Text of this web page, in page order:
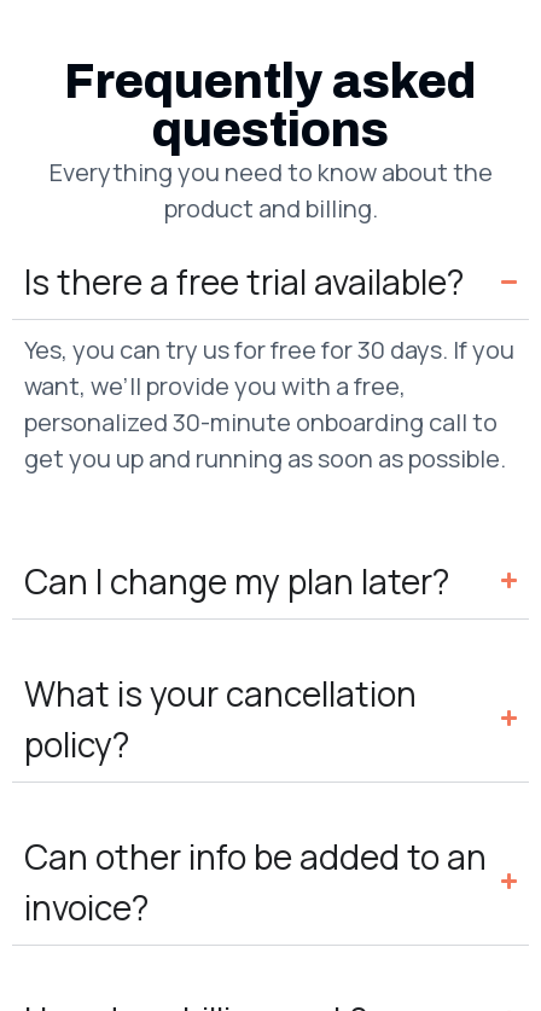
Frequently asked
questions
Everything you need to know about the
product and billing.
Is there a free trial available?
Yes, you can try us for free for 30 days. If you
want, we’ll provide you with a free,
personalized 30-minute onboarding call to
get you up and running as soon as possible.
Can I change my plan later?
What is your cancellation
policy?
Can other info be added to an
invoice?